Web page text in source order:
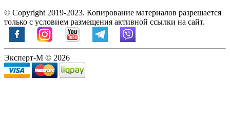
© Copyright 2019-2023. Копирование материалов разрешается
только с условием размещения активной ссылки на сайт.
Эксперт-М © 2026